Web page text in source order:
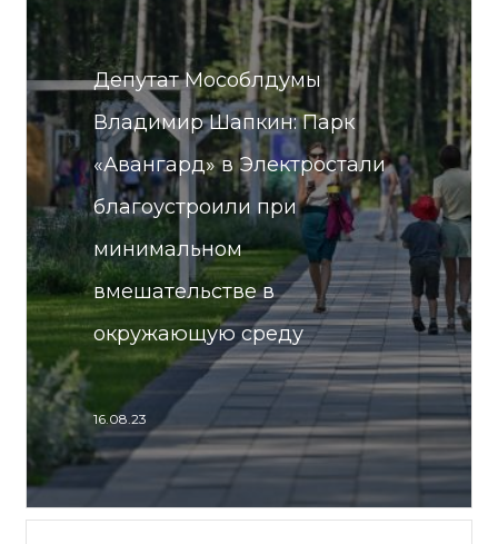
Депутат Мособлдумы
Владимир Шапкин: Парк
«Авангард» в Электростали
благоустроили при
минимальном
вмешательстве в
окружающую среду
16.08.23